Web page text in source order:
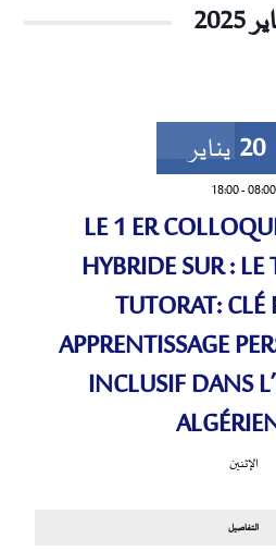
2025
20 يناير
08:00
-
18:00
LE 1 ER
HYBRIDE SUR :
TUTORAT:
APPRENTISSAGE
INCLUSIF DANS
الإثنين
التفاصيل